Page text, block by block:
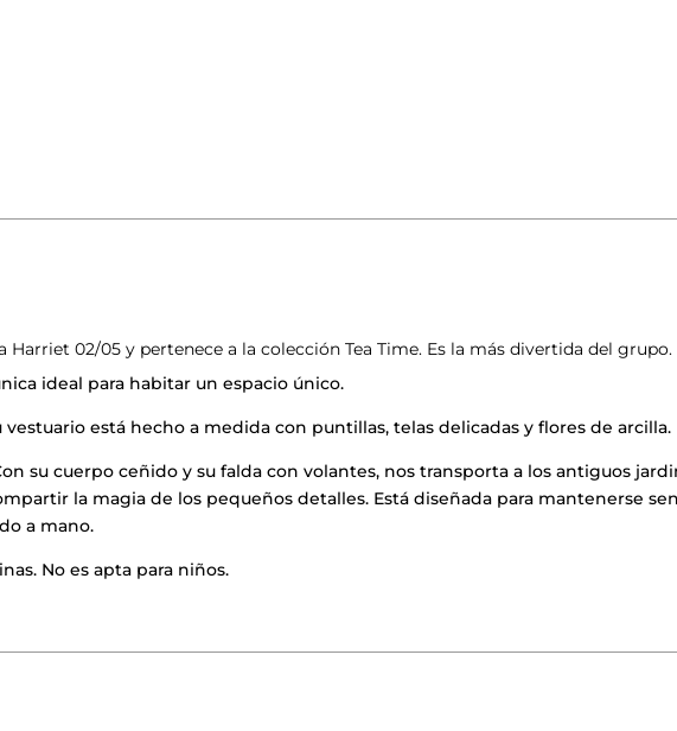
Harriet 02/05 y pertenece a la colección Tea Time. Es la más divertida del grupo.
ideal para habitar un espacio único.
está hecho a medida con puntillas, telas delicadas y flores de arcilla.
su cuerpo ceñido y su falda con volantes, nos transporta a los antiguos
la magia de los pequeños detalles. Está diseñada para mantenerse
a mano.
No es apta para niños.